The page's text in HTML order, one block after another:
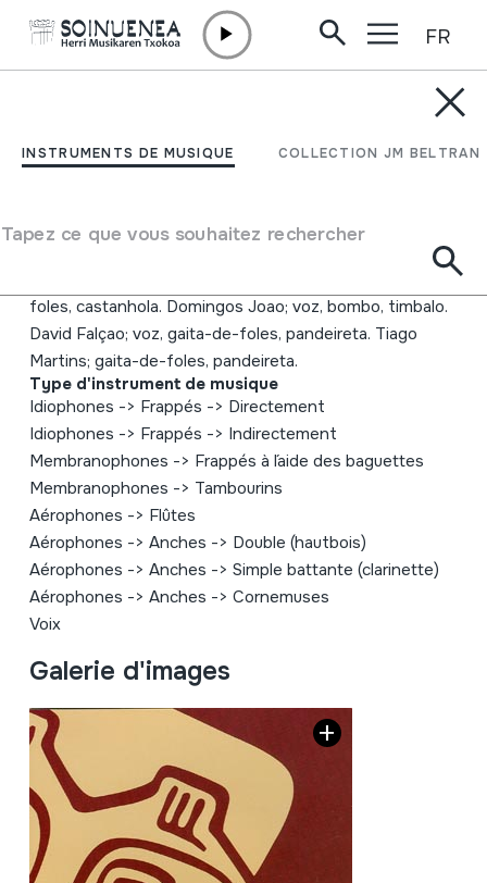
INSTRUMENTS DE MUSIQUE COLLECTION JM BELTRAN
Tapez ce que vous souhaitez rechercher
FR
Trasga Ao vivo
Trasga Célio pires; voz, gaita-de-foles, sanfona,
dulçaina, fraita, tamboril. Tó André; voz, caixa de guerra,
foles, castanhola. Domingos Joao; voz, bombo, timbalo.
David Falçao; voz, gaita-de-foles, pandeireta. Tiago
Martins; gaita-de-foles, pandeireta.
Type d'instrument de musique
Idiophones -> Frappés -> Directement
Idiophones -> Frappés -> Indirectement
Membranophones -> Frappés à l´aide des baguettes
Membranophones -> Tambourins
Aérophones -> Flûtes
Aérophones -> Anches -> Double (hautbois)
Aérophones -> Anches -> Simple battante (clarinette)
Aérophones -> Anches -> Cornemuses
Voix
Galerie d'images